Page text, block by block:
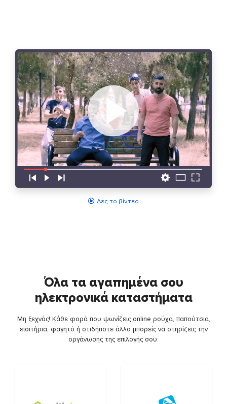
Δες το βίντεο
Όλα τα αγαπημένα σου
ηλεκτρονικά καταστήματα
Μη ξεχνάς! Κάθε φορά που ψωνίζεις online ρούχα, παπούτσια,
εισιτήρια, φαγητό ή οτιδήποτε άλλο μπορείς να στηρίζεις την
οργάνωσης της επιλογής σου.